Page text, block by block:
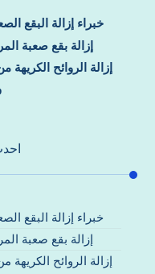
خبراء إزالة البقع
إزالة بقع صعبة
إزالة الروائح
خبراء إزالة البقع
إزالة بقع صعبة
إزالة الروائح